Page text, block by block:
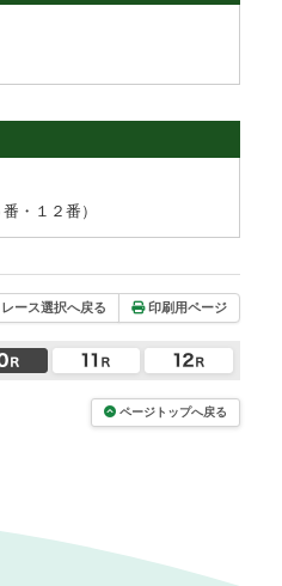
・１２番）
レース選択へ戻る 印刷用ページ
ページトップへ戻る